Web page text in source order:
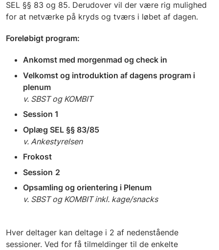
SEL §§ 83 og 85. Derudover vil der være rig mulighed
for at netværke på kryds og tværs i løbet af dagen.
Foreløbigt program:
Ankomst med morgenmad og check in
Velkomst og introduktion af dagens program i
plenum
v. SBST og KOMBIT
Session 1
Oplæg SEL §§ 83/85
v. Ankestyrelsen
Frokost
Session 2
Opsamling og orientering i Plenum
v. SBST og KOMBIT inkl. kage/snacks
Hver deltager kan deltage i 2 af nedenstående
sessioner. Ved for få tilmeldinger til de enkelte